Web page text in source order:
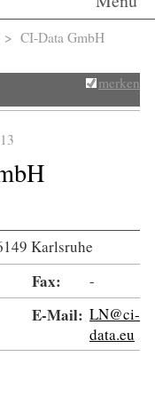
> CI-Data GmbH
merken
Karlsruhe
Fax: -
E-Mail: LN@ci-
data.eu